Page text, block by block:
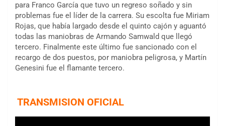
para Franco García que tuvo un regreso soñado y sin
problemas fue el líder de la carrera. Su escolta fue Miriam
Rojas, que había largado desde el quinto cajón y aguantó
todas las maniobras de Armando Samwald que llegó
tercero. Finalmente este último fue sancionado con el
recargo de dos puestos, por maniobra peligrosa, y Martín
Genesini fue el flamante tercero.
TRANSMISION OFICIAL